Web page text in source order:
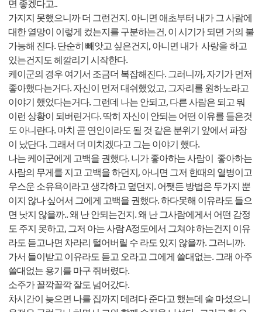
면 좋겠다고..
가지지 못했으니까 더 그런건지. 아니면 애초부터 내가 그 사람에
대한 열망이 이렇게 컸는지를 구분하는건, 이 시기가 되면 거의 불
가능해 진다. 단순히 빼앗고 싶은건지, 아니면 내가 사랑을 하고
있는건지도 헤깔리기 시작한다.
케이군의 경우 여기서 조금더 복잡해진다. 그러니까, 자기가 먼저
좋아했다는거다. 자신이 먼저 대쉬했었고, 그자리를 원하노라고
이야기 했었다는거다. 그런데 나는 안되고, 다른 사람은 되고 뭐
이런 상황이 되버린거다. 딱히 자신이 안되는 어떤 이유를 들은것
도 아니란다. 마치 곧 연인이라도 될 것 같은 분위기 앞에서 파장
이 났단다. 그래서 더 미치겠다고 그는 이야기 했다.
나는 케이군에게 고백을 권했다. 니가 좋아하는 사람이 좋아하는
사람의 무게를 지고 고백을 하던지, 아니면 그저 한때의 열병이고
우스운 소유욕이라고 생각하고 덮던지. 어쨋든 방법은 두가지 뿐
이지 않나 싶어서 그에게 고백을 권했다. 하다못해 이유라도 들으
면 낫지 않을까.. 왜 난 안되는건지. 왜 난 그사람에게서 어떤 감정
도 주지 못하고, 그저 아는 사람 A정도에서 그쳐야 하는건지 이유
라도 듣고나면 차라리 털어버릴 수 라도 있지 않을까. 그러니까.
가서 들이받고 이유라도 듣고 오라고 그에게 쓸대없는. 그래 아주
쓸대없는 용기를 마구 줘버렸다.
소주가 꼴깍꼴깍 잘도 넘어갔다.
차시간이 늦으면 나를 집까지 데려다 준다고 했는데 술 마셨으니